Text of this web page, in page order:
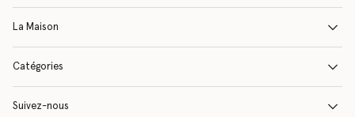
La Maison
Catégories
Suivez-nous